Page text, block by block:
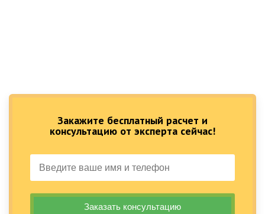
Закажите бесплатный расчет и
консультацию от эксперта сейчас!